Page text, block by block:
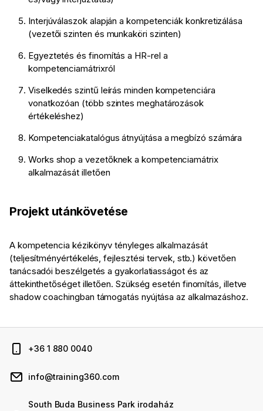
Interjúválaszok alapján a kompetenciák konkretizálása
(vezetői szinten és munkaköri szinten)
Egyeztetés és finomítás a HR-rel a
kompetenciamátrixról
Viselkedés szintű leírás minden kompetenciára
vonatkozóan (több szintes meghatározások
értékeléshez)
Kompetenciakatalógus átnyújtása a megbízó számára
Works shop a vezetőknek a kompetenciamátrix
alkalmazását illetően
Projekt utánkövetése
A kompetencia kézikönyv tényleges alkalmazását
(teljesítményértékelés, fejlesztési tervek, stb.) követően
tanácsadói beszélgetés a gyakorlatiasságot és az
áttekinthetőséget illetően. Szükség esetén finomítás, illetve
shadow coachingban támogatás nyújtása az alkalmazáshoz.
+36 1 880 0040
info@training360.com
South Buda Business Park irodaház